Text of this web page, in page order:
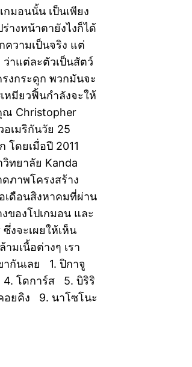
มอนนั้น เป็นเพียง
างหน้าตายังไงก็ได้
ความเป็นจริง แต่
ว่าแต่ละตัวเป็นสัตว์
งกระดูก พวกมันจะ
หมียวฟิ้นกำลังจะให้
ณ Christopher
เมริกันวัย 25
โดยเมื่อปี 2011
ทยาลัย Kanda
ภาพโครงสร้าง
เดือนสิงหาคมที่ผ่าน
ของโปเกมอน และ
งจะเผยให้เห็น
มเนื้อต่างๆ เรา
ากันเลย 1. ปิกาจู
4. โดการ์ส 5. บิริริ
ยคิง 9. นาโซโนะ